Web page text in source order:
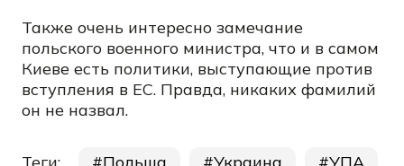
Также очень интересно замечание
польского военного министра, что и в самом
Киеве есть политики, выступающие против
вступления в ЕС. Правда, никаких фамилий
он не назвал.